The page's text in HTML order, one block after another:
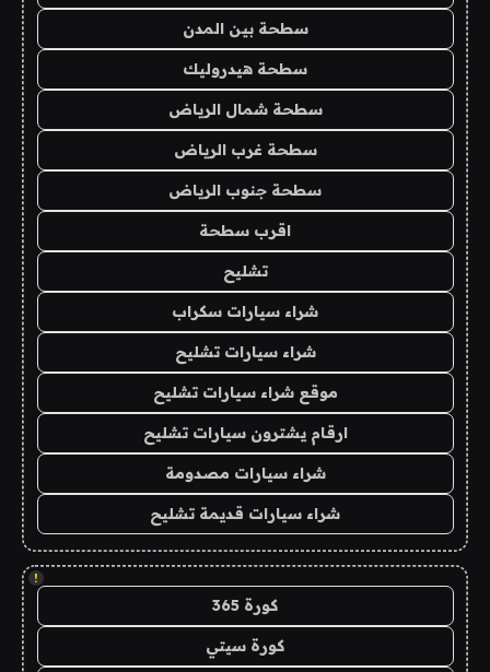
سطحة بين المدن
سطحة هيدروليك
سطحة شمال الرياض
سطحة غرب الرياض
سطحة جنوب الرياض
اقرب سطحة
تشليح
شراء سيارات سكراب
شراء سيارات تشليح
موقع شراء سيارات تشليح
ارقام يشترون سيارات تشليح
شراء سيارات مصدومة
شراء سيارات قديمة تشليح
!
كورة 365
كورة سيتي